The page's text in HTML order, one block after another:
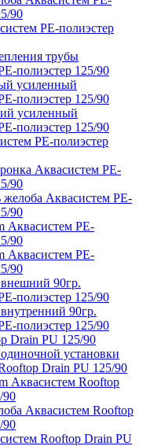
90
PE-полиэстер
трубы
полиэстер 125/90
усиленный
полиэстер 125/90
усиленный
полиэстер 125/90
РЕ-полиэстер
Аквасистем PE-
90
желоба Аквасистем PE-
90
Аквасистем PE-
90
Аквасистем PE-
90
90гр.
полиэстер 125/90
90гр.
полиэстер 125/90
Drain PU 125/90
установки
Drain PU 125/90
Аквасистем Rooftop
90
Аквасистем Rooftop
90
Rooftop Drain PU